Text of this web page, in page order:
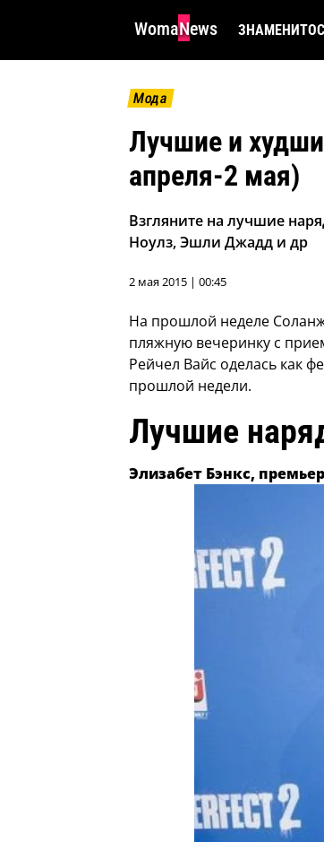
WomaNews
Мода
Лучшие и
апреля-2 мая)
Взгляните на лучшие
Ноулз, Эшли Джадд и др
2 мая 2015 | 00:45
На прошлой неделе
пляжную вечеринку с
Рейчел Вайс оделась как
прошлой недели.
Лучшие
Элизабет Бэнкс,